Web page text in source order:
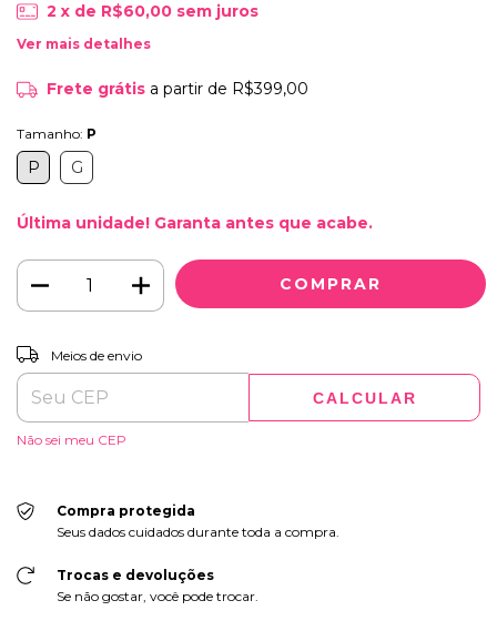
2 x de R$60,00 sem juros
Ver mais detalhes
Frete grátis a partir de R$399,00
Tamanho: P
P G
Última unidade! Garanta antes que acabe.
Entregas para o CEP:
Meios de envio
CALCULAR
Não sei meu CEP
Compra protegida
Seus dados cuidados durante toda a compra.
Trocas e devoluções
Se não gostar, você pode trocar.